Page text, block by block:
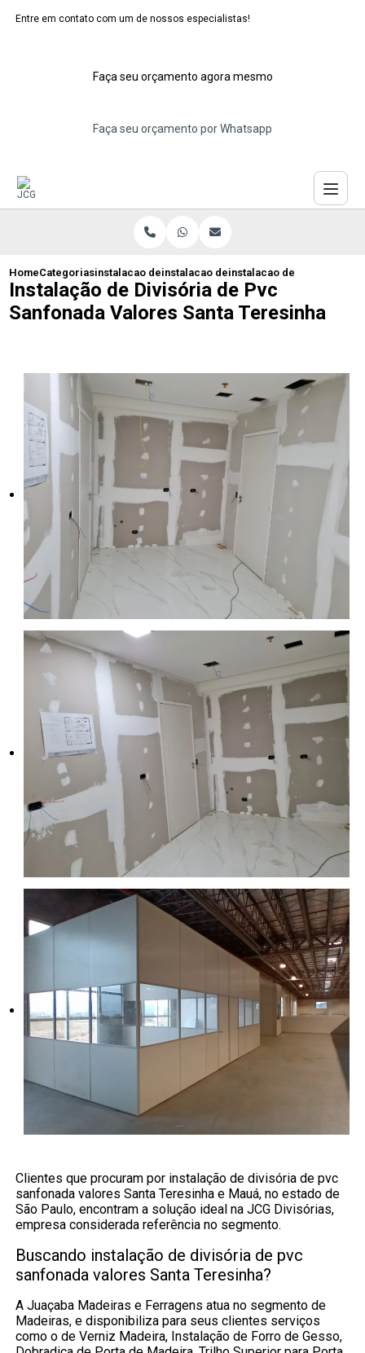
Entre em contato com um de nossos especialistas!
Faça seu orçamento agora mesmo
Faça seu orçamento por Whatsapp
HomeCategoriasinstalacao de divisorias de pvc
instalacao de divisoria pvc abc
instalacao de divisoria de
Instalação de Divisória de Pvc
Sanfonada Valores Santa Teresinha
Clientes que procuram por instalação de divisória de pvc
sanfonada valores Santa Teresinha e Mauá, no estado de
São Paulo, encontram a solução ideal na JCG Divisórias,
empresa considerada referência no segmento.
Buscando instalação de divisória de pvc
sanfonada valores Santa Teresinha?
A Juaçaba Madeiras e Ferragens atua no segmento de
Madeiras, e disponibiliza para seus clientes serviços
como o de Verniz Madeira, Instalação de Forro de Gesso,